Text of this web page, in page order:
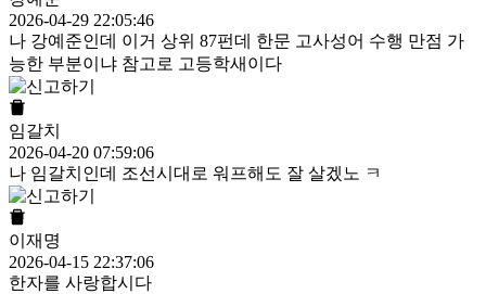
2026-04-29 22:05:46
나 강예준인데 이거 상위 87펀데 한문 고사성어 수행 만점 가
능한 부분이냐 참고로 고등학새이다
임갈치
2026-04-20 07:59:06
나 임갈치인데 조선시대로 워프해도 잘 살겠노 ㅋ
이재명
2026-04-15 22:37:06
한자를 사랑합시다